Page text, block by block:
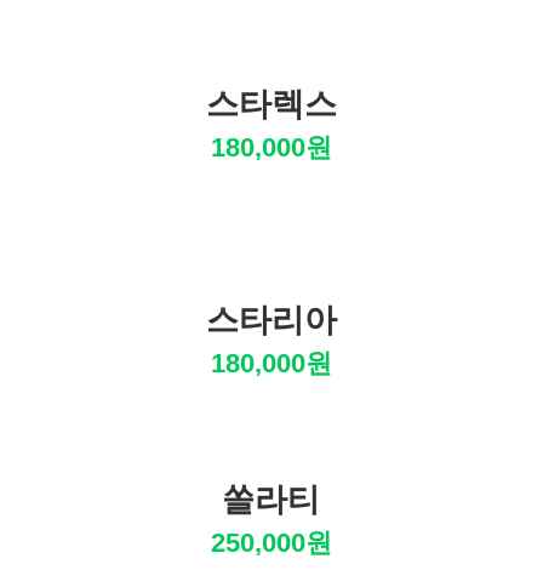
스타렉스
180,000원
스타리아
180,000원
쏠라티
250,000원